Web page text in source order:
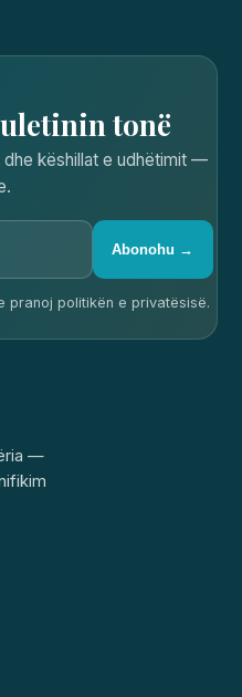
tonë
dhe këshillat e udhëtimit —
Abonohu →
pranoj politikën e privatësisë.
—